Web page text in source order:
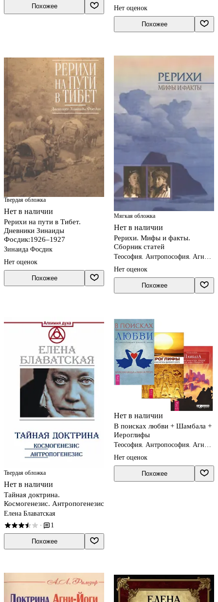
Похожее Нет оценок
Похожее
Твердая обложка
Нет в наличии
Рерихи на пути в Тибет.
Дневники Зинаиды
Фосдик:1926–1927
Зинаида Фосдик
Нет оценок
Похожее
Мягкая обложка
Нет в наличии
Рерихи. Мифы и факты.
Сборник статей
Теософия. Антропософия. Агни-
Нет оценок
Похожее
Твердая обложка
Нет в наличии
Тайная доктрина.
Космогенезис. Антропогенезис
Елена Блаватская
· 1
Похожее
Нет в наличии
В поисках любви + Шамбала +
Иероглифы
Теософия. Антропософия. Агни-
Нет оценок
Похожее